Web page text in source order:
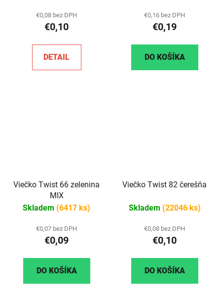
€0,08 bez DPH
€0,10
DETAIL
€0,16 bez DPH
€0,19
DO KOŠÍKA
Viečko Twist 66 zelenina
MIX
Skladem (6417 ks)
€0,07 bez DPH
€0,09
DO KOŠÍKA
Viečko Twist 82 čerešňa
Skladem (22046 ks)
€0,08 bez DPH
€0,10
DO KOŠÍKA